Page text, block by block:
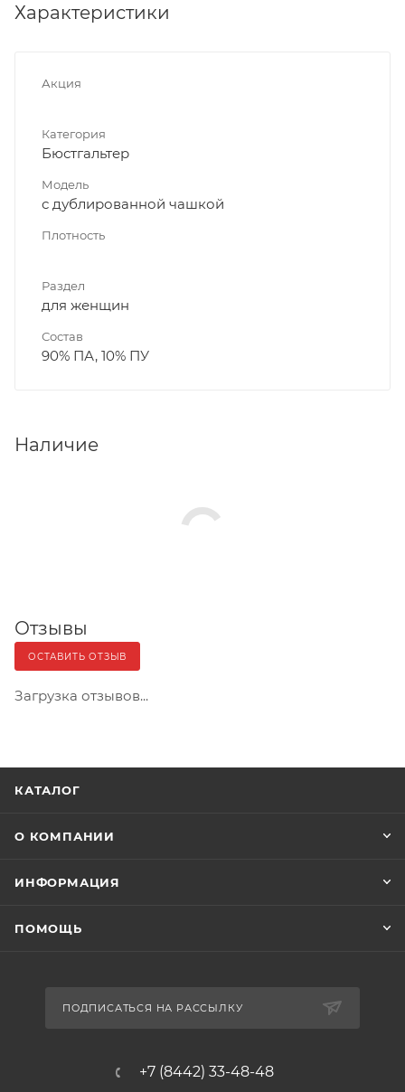
Характеристики
Акция
Категория
Бюстгальтер
Модель
с дублированной чашкой
Плотность
Раздел
для женщин
Состав
90% ПА, 10% ПУ
Наличие
Отзывы
ОСТАВИТЬ ОТЗЫВ
Загрузка отзывов...
КАТАЛОГ
О КОМПАНИИ
ИНФОРМАЦИЯ
ПОМОЩЬ
ПОДПИСАТЬСЯ НА РАССЫЛКУ
+7 (8442) 33-48-48